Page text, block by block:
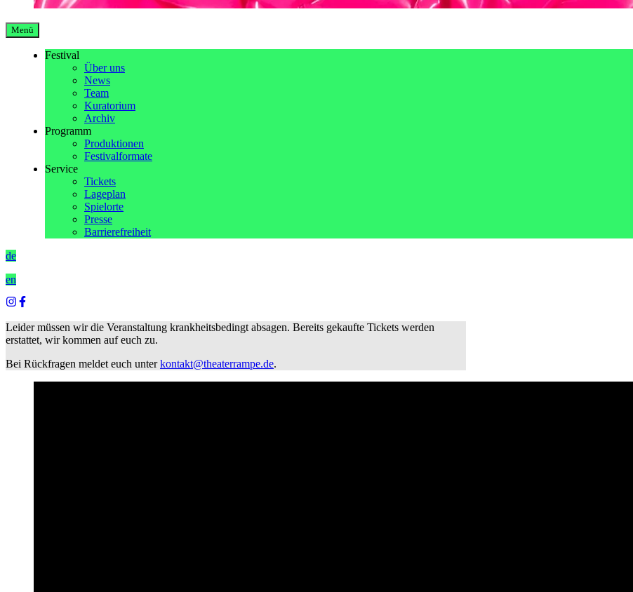
Menü
Festival
Über uns
News
Team
Kuratorium
Archiv
Programm
Produktionen
Festivalformate
Service
Tickets
Lageplan
Spielorte
Presse
Barrierefreiheit
de
en
Leider müssen wir die Veranstaltung krankheitsbedingt absagen. Bereits gekaufte Tickets werden
erstattet, wir kommen auf euch zu.
Bei Rückfragen meldet euch unterkontakt@theaterrampe.de.